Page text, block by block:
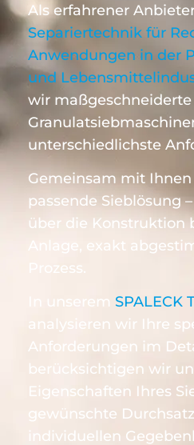
Als erfahrener
Separiertechnik für
Anwendungen in der
und
wir maßgeschneiderte
unterschiedlichste
Gemeinsam mit
passende Sieblösung
über die Konstruktion
Anlage, exakt
Prozess.
In unserem SPALECK
analysieren wir Ihre
Anforderungen im
berücksichtigen wir
Eigenschaften Ihres
gewünschte
individuellen